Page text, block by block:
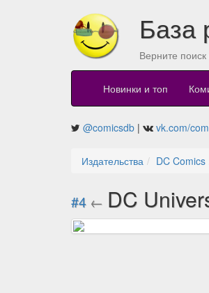
База
Верните
Новинки и топ
@comicsdb | vk.com/
Издательства DC Comics
#4 ← DC